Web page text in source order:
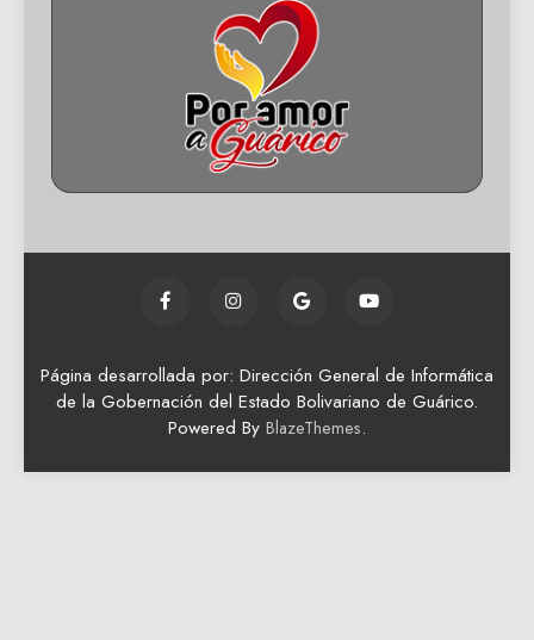
Página desarrollada por: Dirección General de Informática
de la Gobernación del Estado Bolivariano de Guárico.
Powered By BlazeThemes.